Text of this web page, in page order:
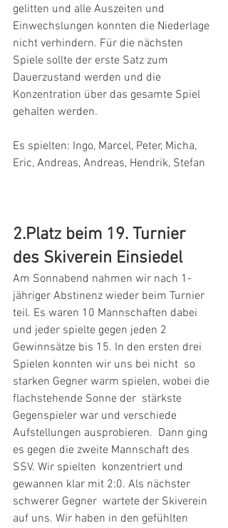
gelitten und alle Auszeiten und
Einwechslungen konnten die Niederlage
nicht verhindern. Für die nächsten
Spiele sollte der erste Satz zum
Dauerzustand werden und die
Konzentration über das gesamte Spiel
gehalten werden.
Es spielten: Ingo, Marcel, Peter, Micha,
Eric, Andreas, Andreas, Hendrik, Stefan
2.Platz beim 19. Turnier
des Skiverein Einsiedel
Am Sonnabend nahmen wir nach 1-
jähriger Abstinenz wieder beim Turnier
teil. Es waren 10 Mannschaften dabei
und jeder spielte gegen jeden 2
Gewinnsätze bis 15. In den ersten drei
Spielen konnten wir uns bei nicht  so
starken Gegner warm spielen, wobei die
flachstehende Sonne der  stärkste
Gegenspieler war und verschiede
Aufstellungen ausprobieren.  Dann ging
es gegen die zweite Mannschaft des
SSV. Wir spielten  konzentriert und
gewannen klar mit 2:0. Als nächster
schwerer Gegner  wartete der Skiverein
auf uns. Wir haben in den gefühlten